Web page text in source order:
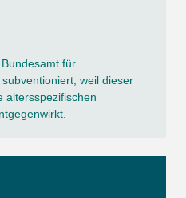
für
weil dieser
altersspezifischen